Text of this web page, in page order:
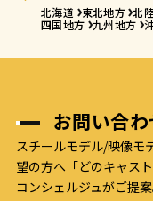
北海道 東北地方 北
四国地方 九州地方
お問い合わ
スチールモデル/映像モ
望の方へ「どのキャス
コンシェルジュがご提